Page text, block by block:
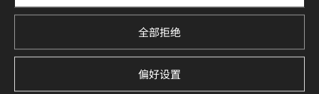
全部拒绝
偏好设置